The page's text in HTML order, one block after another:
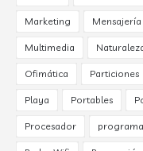
Marketing Mensajería
Multimedia
Ofimática Particiones
Playa Portables
Procesador